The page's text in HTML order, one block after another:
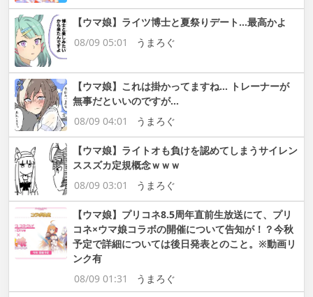
【ウマ娘】ライツ博士と夏祭りデート…最高かよ
08/09 05:01
うまろぐ
【ウマ娘】これは掛かってますね… トレーナーが
無事だといいのですが…
08/09 04:01
うまろぐ
【ウマ娘】ライトオも負けを認めてしまうサイレン
ススズカ定規概念ｗｗｗ
08/09 03:01
うまろぐ
【ウマ娘】プリコネ8.5周年直前生放送にて、プリ
コネ×ウマ娘コラボの開催について告知が！？今秋
予定で詳細については後日発表とのこと。※動画リ
ンク有
08/09 01:31
うまろぐ